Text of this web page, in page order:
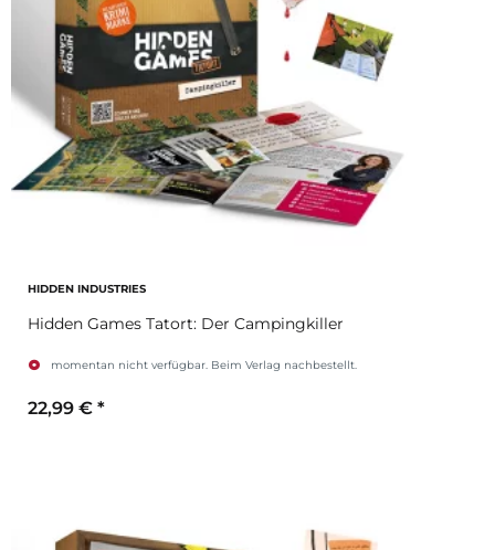
HIDDEN INDUSTRIES
Hidden Games Tatort: Der Campingkiller
momentan nicht verfügbar. Beim Verlag nachbestellt.
22,99 € *